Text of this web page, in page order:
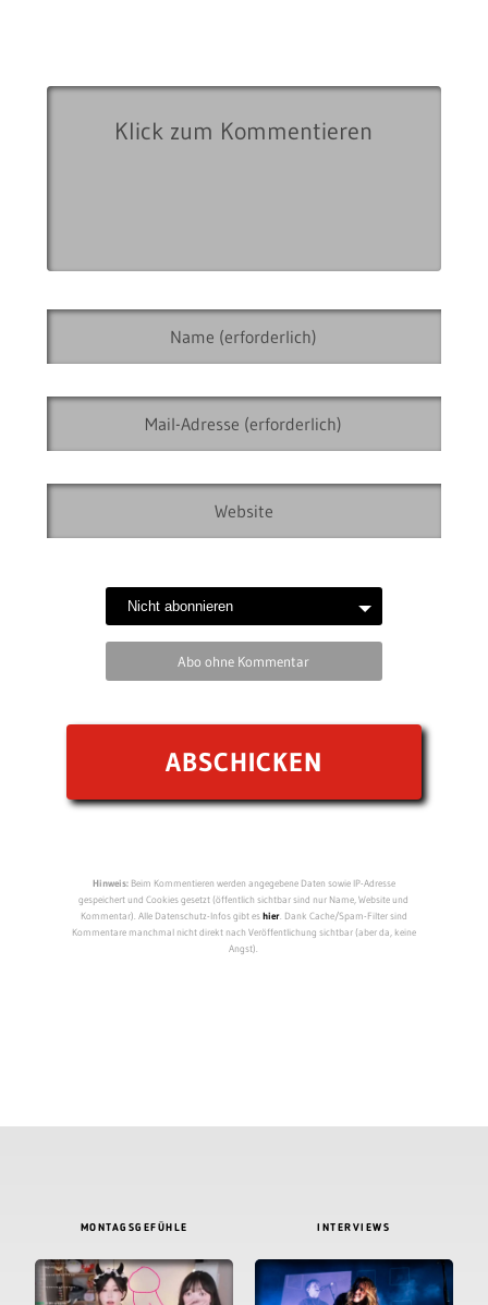
Abo ohne Kommentar
Hinweis:Beim Kommentieren werden angegebene Daten sowie IP-Adresse
gespeichert und Cookies gesetzt (öffentlich sichtbar sind nur Name, Website und
Kommentar). Alle Datenschutz-Infos gibt eshier. Dank Cache/Spam-Filter sind
Kommentare manchmal nicht direkt nach Veröffentlichung sichtbar (aber da, keine
Angst).
MONTAGSGEFÜHLE INTERVIEWS